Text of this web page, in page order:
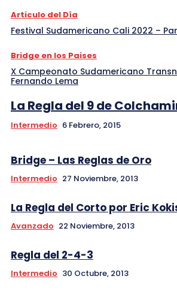
Articulo del Día
Festival Sudamericano Cali 2022 –
Bridge en los Paises
X Campeonato Sudamericano
Fernando Lema
La Regla del 9 de
Intermedio 6 Febrero, 2015
Bridge – Las Reglas de Oro
Intermedio 27 Noviembre, 2013
La Regla del Corto por Eric
Avanzado 22 Noviembre, 2013
Regla del 2-4-3
Intermedio 30 Octubre, 2013